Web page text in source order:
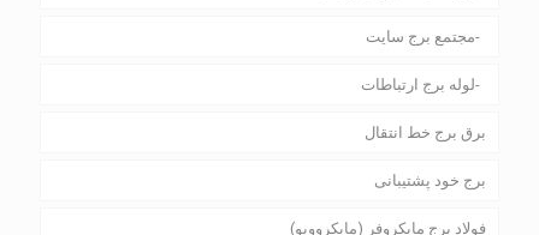
مجتمع برج سایت
لوله برج ارتباطات
برق برج خط انتقال
برج خود پشتیبانی
فولاد برج مایکروفر (مایکروویو)